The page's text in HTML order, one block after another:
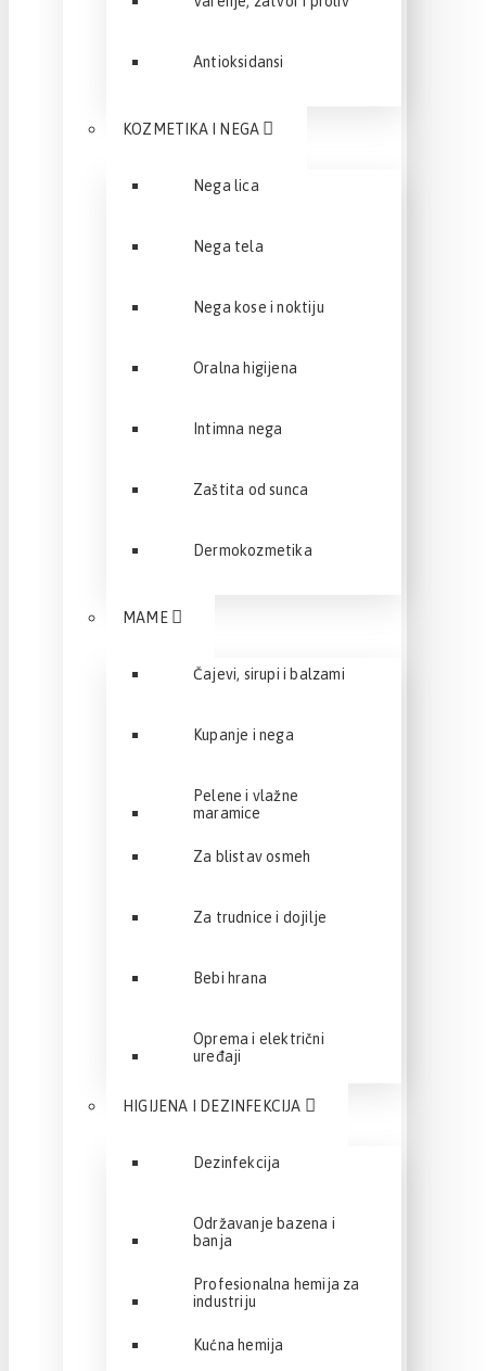
Antioksidansi
KOZMETIKA I NEGA
Nega lica
Nega tela
Nega kose i noktiju
Oralna higijena
Intimna nega
Zaštita od sunca
Dermokozmetika
MAME
Čajevi, sirupi i balzami
Kupanje i nega
Pelene i vlažne
maramice
Za blistav osmeh
Za trudnice i dojilje
Bebi hrana
Oprema i električni
uređaji
HIGIJENA I DEZINFEKCIJA
Dezinfekcija
Održavanje bazena i
banja
Profesionalna hemija za
industriju
Kućna hemija